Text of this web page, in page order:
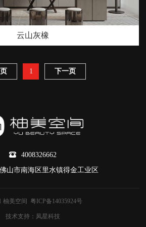
云山灰橡
页 1 下一页
4008326662
山市南海区里水镇得金工业区
柚美空间 粤ICP备14035924号
技术支持： 凤星科技